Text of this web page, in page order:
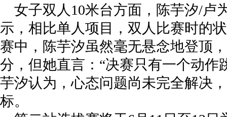
女子双人10米台方面，陈芋汐/卢
示，相比单人项目，双人比赛时的
赛中，陈芋汐虽然毫无悬念地登顶
分，但她直言：“决赛只有一个动作
芋汐认为，心态问题尚未完全解决
标。